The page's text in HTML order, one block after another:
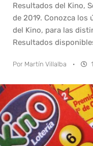
Resultados del Kino,
de 2019. Conozca
del Kino, para las
Resultados
Por Martín Villalba ·